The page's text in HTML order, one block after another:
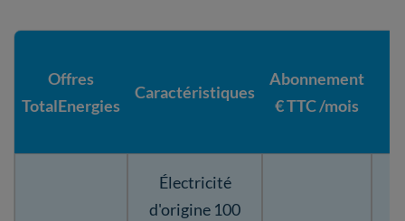
Offres
TotalEnergies
Caractéristiques
Abonnement
€ TTC /mois
Électricité
d'origine 100